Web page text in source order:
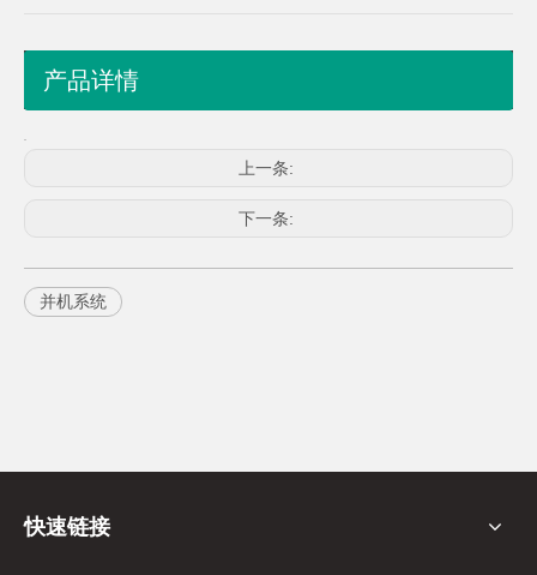
产品详情
上一条:
下一条:
并机系统
快速链接